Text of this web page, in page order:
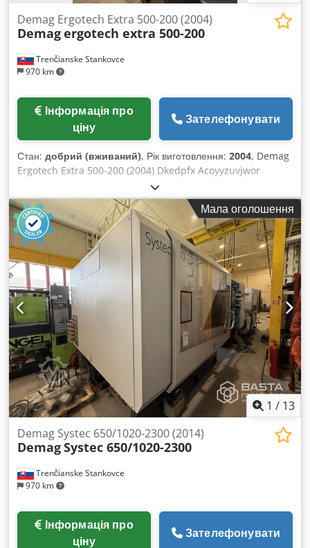
Trenčianske Stankovce
970 km
Demag Ergotech Extra 500-200 (2004)
Demagergotech extra 500-200
ціну
Зателефонувати
Стан: добрий (вживаний), Рік виготовлення: 2004, Demag
Ergotech Extra 500-200 (2004) Dkedpfx Acoyyzuvjwor
Мала оголошення
1 / 13
Trenčianske Stankovce
970 km
Demag Systec 650/1020-2300 (2014)
DemagSystec 650/1020-2300
ціну
Зателефонувати